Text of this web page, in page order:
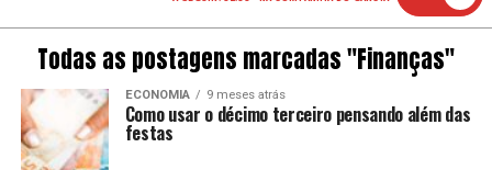
Todas as postagens marcadas "Finanças"
ECONOMIA 9 meses atrás
Como usar o décimo terceiro pensando além das
festas